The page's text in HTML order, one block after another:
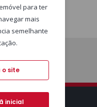
Lista
para ter
mais
semelhante
o site
inicial